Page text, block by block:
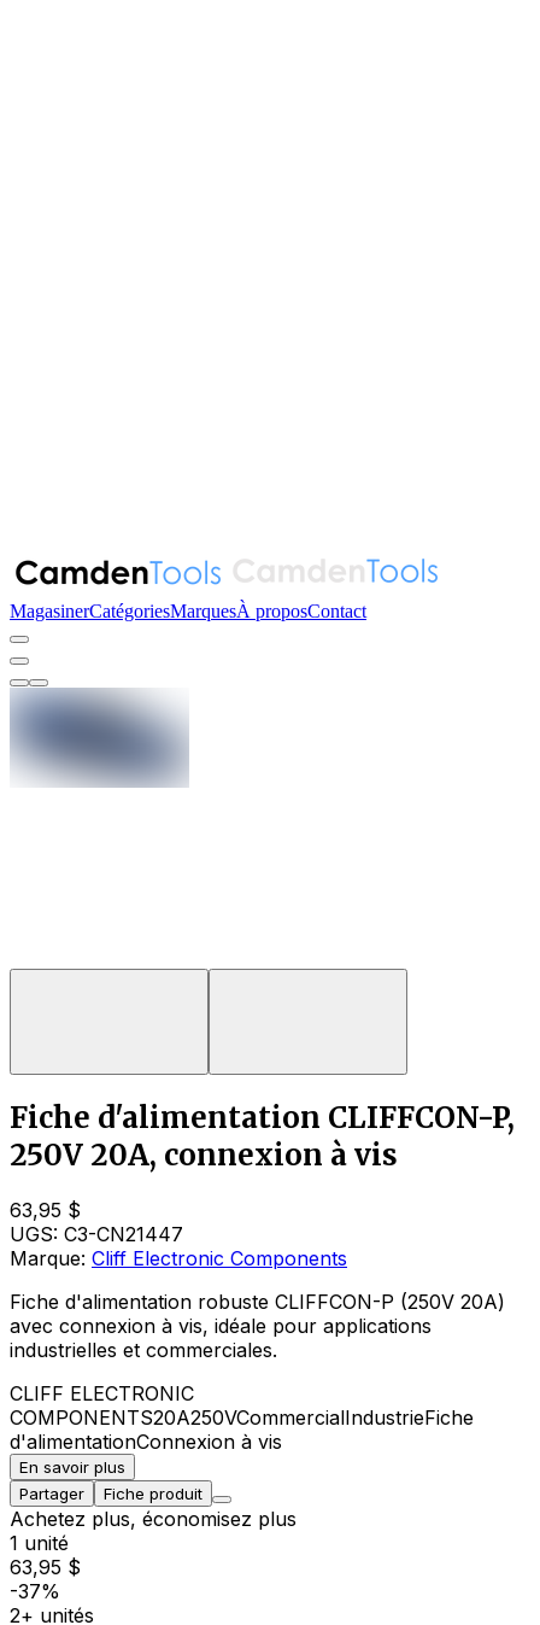
MagasinerCatégoriesMarquesÀ proposContact
Fiche d'alimentation CLIFFCON-P,
250V 20A, connexion à vis
63,95 $
UGS: C3-CN21447
Marque: Cliff Electronic Components
Fiche d'alimentation robuste CLIFFCON-P (250V 20A)
avec connexion à vis, idéale pour applications
industrielles et commerciales.
CLIFF ELECTRONIC
COMPONENTS20A250VCommercialIndustrieFiche
d'alimentationConnexion à vis
En savoir plus
Partager
Fiche produit
Achetez plus, économisez plus
1 unité
63,95 $
-37%
2+ unités